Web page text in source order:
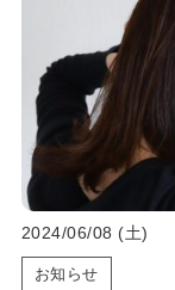
2024/06/08 (土)
お知らせ